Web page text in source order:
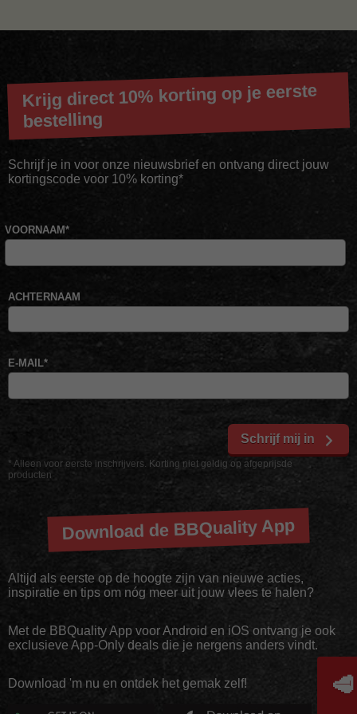
Krijg direct 10% korting op je eerste
bestelling
Schrijf je in voor onze nieuwsbrief en ontvang direct jouw
kortingscode voor 10% korting*
* Alleen voor eerste inschrijvers. Korting niet geldig op afgeprijsde
producten
VOORNAAM*
ACHTERNAAM
E-MAIL*
Schrijf mij in
Download de BBQuality App
Altijd als eerste op de hoogte zijn van nieuwe acties,
inspiratie en tips om nóg meer uit jouw vlees te halen?
Met de BBQuality App voor Android en iOS ontvang je ook
exclusieve App-Only deals die je nergens anders vindt.
Download 'm nu en ontdek het gemak zelf! 🥩